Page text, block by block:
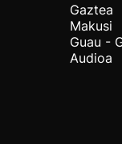
Gaztea
Makusi
Guau -
Audioa